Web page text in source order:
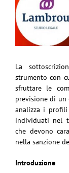
La
strumento con
sfruttare le
previsione di un
analizza i
individuati nel
che devono
nella sanzione
Introduzione